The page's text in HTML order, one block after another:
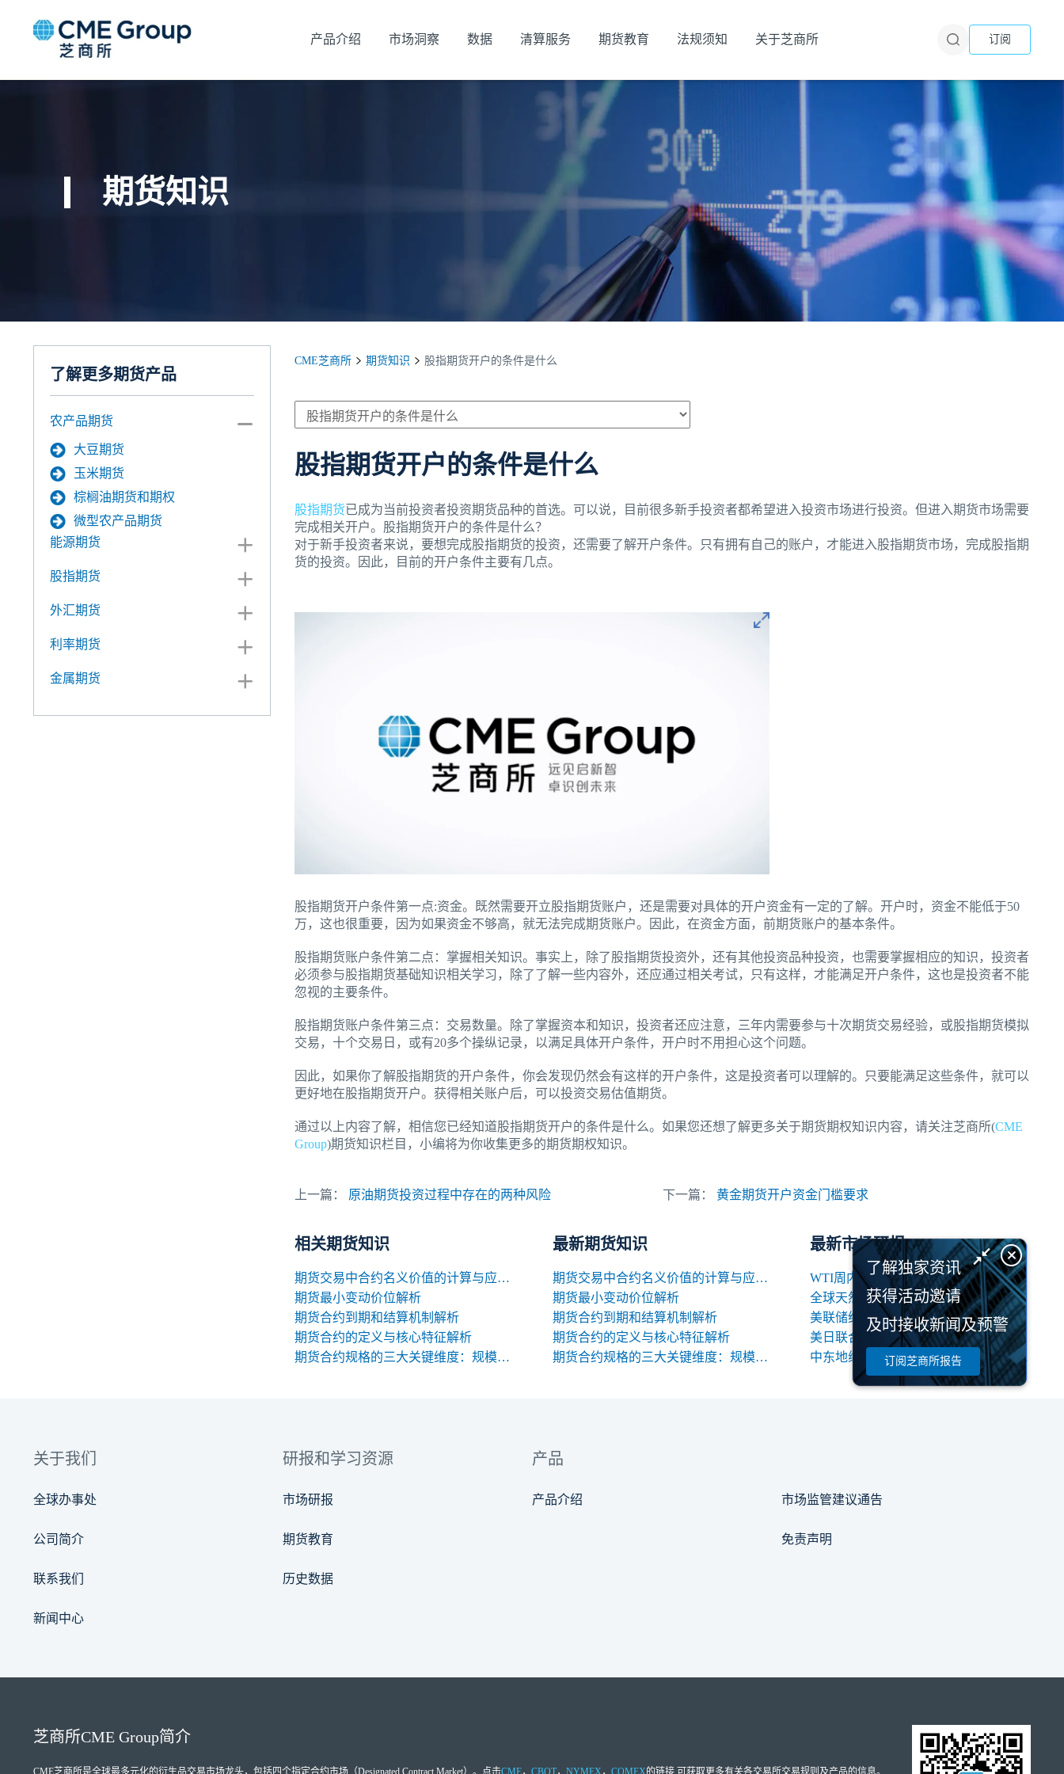
产品介绍 市场洞察 数据 清算服务 期货教育 法规须知 关于芝商所 订阅
期货知识
了解更多期货产品
农产品期货
大豆期货
玉米期货
棕榈油期货和期权
微型农产品期货
能源期货
股指期货
外汇期货
利率期货
金属期货
CME芝商所 期货知识 股指期货开户的条件是什么
股指期货开户的条件是什么
股指期货已成为当前投资者投资期货品种的首选。可以说，目前很多新手投资者都希望进入投资市场进行投资。但进入期货市场需要
完成相关开户。股指期货开户的条件是什么？
对于新手投资者来说，要想完成股指期货的投资，还需要了解开户条件。只有拥有自己的账户，才能进入股指期货市场，完成股指期
货的投资。因此，目前的开户条件主要有几点。
股指期货开户条件第一点:资金。既然需要开立股指期货账户，还是需要对具体的开户资金有一定的了解。开户时，资金不能低于50
万，这也很重要，因为如果资金不够高，就无法完成期货账户。因此，在资金方面，前期货账户的基本条件。
股指期货账户条件第二点：掌握相关知识。事实上，除了股指期货投资外，还有其他投资品种投资，也需要掌握相应的知识，投资者
必须参与股指期货基础知识相关学习，除了了解一些内容外，还应通过相关考试，只有这样，才能满足开户条件，这也是投资者不能
忽视的主要条件。
股指期货账户条件第三点：交易数量。除了掌握资本和知识，投资者还应注意，三年内需要参与十次期货交易经验，或股指期货模拟
交易，十个交易日，或有20多个操纵记录，以满足具体开户条件，开户时不用担心这个问题。
因此，如果你了解股指期货的开户条件，你会发现仍然会有这样的开户条件，这是投资者可以理解的。只要能满足这些条件，就可以
更好地在股指期货开户。获得相关账户后，可以投资交易估值期货。
通过以上内容了解，相信您已经知道股指期货开户的条件是什么。如果您还想了解更多关于期货期权知识内容，请关注芝商所(CME
Group)期货知识栏目，小编将为你收集更多的期货期权知识。
上一篇： 原油期货投资过程中存在的两种风险 下一篇： 黄金期货开户资金门槛要求
相关期货知识
期货交易中合约名义价值的计算与应用解析
期货最小变动价位解析
期货合约到期和结算机制解析
期货合约的定义与核心特征解析
期货合约规格的三大关键维度：规模、交割与标准化
最新期货知识
期货交易中合约名义价值的计算与应用解析
期货最小变动价位解析
期货合约到期和结算机制解析
期货合约的定义与核心特征解析
期货合约规格的三大关键维度：规模、交割与标准化
最新市场研报
WTI周内回落逾10%，OPEC+增产信号背后的多空暗涌
全球天然气市场8月关键变量：地缘、天气与库存
美联储维持利率，重新定价
美日联合介入外汇市场: 政策动因与中长期影响
中东地缘局势不确定性增加 国际油价高位震荡
了解独家资讯
获得活动邀请
及时接收新闻及预警
订阅芝商所报告
关于我们
全球办事处
公司简介
联系我们
新闻中心
研报和学习资源
市场研报
期货教育
历史数据
产品
产品介绍 市场监管建议通告
免责声明
芝商所CME Group简介
CME芝商所是全球最多元化的衍生品交易市场龙头，包括四个指定合约市场（Designated Contract Market）。点击CME， CBOT， NYMEX ， COMEX的链接,可获取更多有关各交易所交易规则及产品的信息。